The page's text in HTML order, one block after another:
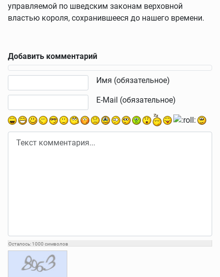
управляемой по шведским законам верховной
властью короля, сохранившееся до нашего времени.
Добавить комментарий
Имя (обязательное)
E-Mail (обязательное)
Осталось: 1000 символов